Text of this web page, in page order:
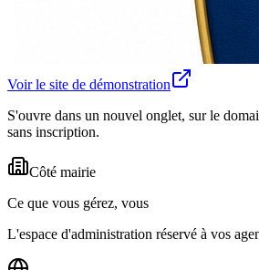
Voir le site de démonstration
S'ouvre dans un nouvel onglet, sur le
sans inscription.
Côté mairie
Ce que vous gérez, vous
L'espace d'administration réservé à vos